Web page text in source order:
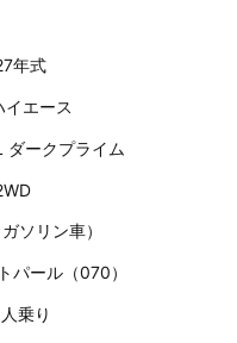
年式
イエース
ダークプライム
ソリン車）
パール（070）
乗り